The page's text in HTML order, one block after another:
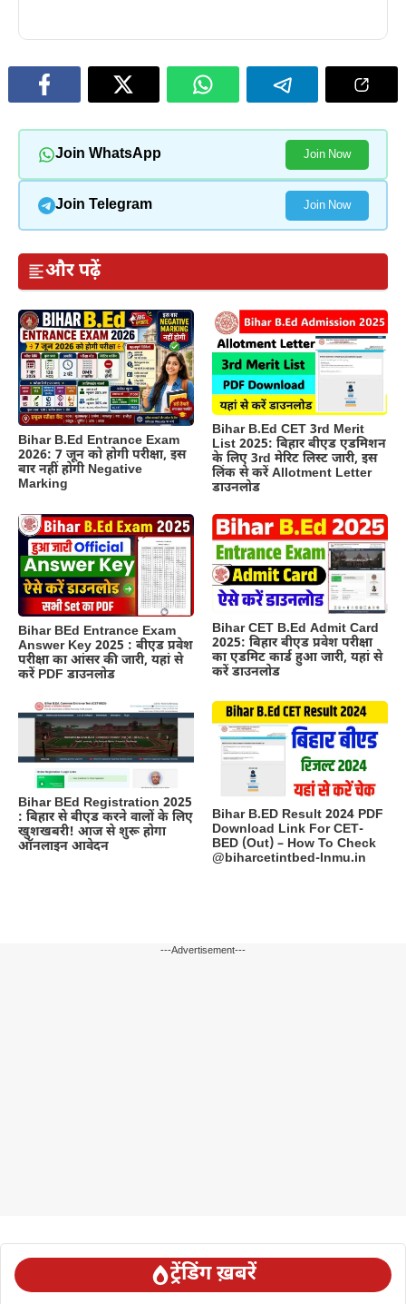
Join WhatsApp Join Now
Join Telegram Join Now
और पढ़ें
Bihar B.Ed Entrance Exam
2026: 7 जून को होगी परीक्षा, इस
बार नहीं होगी Negative
Marking
Bihar B.Ed CET 3rd Merit
List 2025: बिहार बीएड एडमिशन
के लिए 3rd मेरिट लिस्ट जारी, इस
लिंक से करें Allotment Letter
डाउनलोड
Bihar BEd Entrance Exam
Answer Key 2025 : बीएड प्रवेश
परीक्षा का आंसर की जारी, यहां से
करें PDF डाउनलोड
Bihar CET B.Ed Admit Card
2025: बिहार बीएड प्रवेश परीक्षा
का एडमिट कार्ड हुआ जारी, यहां से
करें डाउनलोड
Bihar BEd Registration 2025
: बिहार से बीएड करने वालों के लिए
खुशखबरी! आज से शुरू होगा
ऑनलाइन आवेदन
Bihar B.ED Result 2024 PDF
Download Link For CET-
BED (Out) – How To Check
@biharcetintbed-lnmu.in
---Advertisement---
ट्रेंडिंग ख़बरें